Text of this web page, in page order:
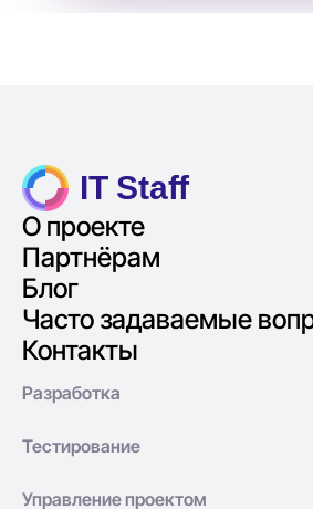
IT Staff
О проекте
Партнёрам
Блог
Часто задаваемые
Контакты
Разработка
Тестирование
Управление проектом